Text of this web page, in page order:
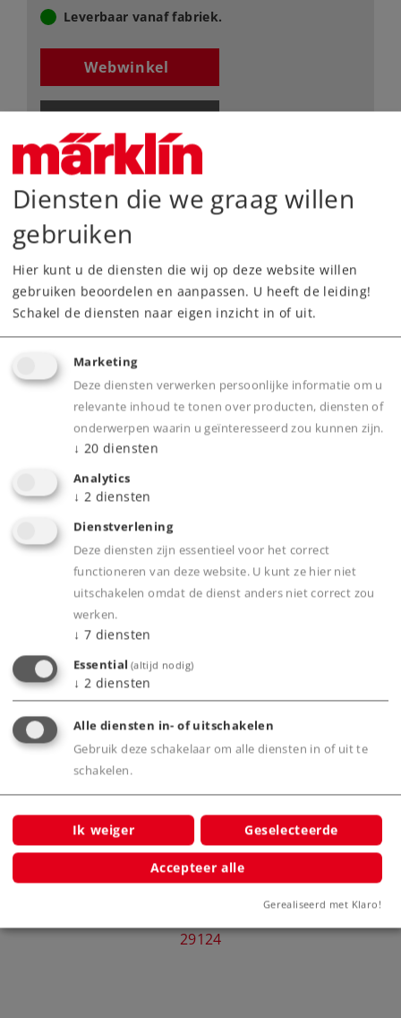
Leverbaar vanaf fabriek.
Webwinkel
Downloads
Highlights
Besneeuwde C-rails.
In geschenkverpakking.
Product
Productinfo
Bijbehorende producten
Märklin Start-Up - Startset
29124
Diensten die we graag willen
gebruiken
Hier kunt u de diensten die wij op deze website willen
gebruiken beoordelen en aanpassen. U heeft de leiding!
Schakel de diensten naar eigen inzicht in of uit.
Marketing
Deze diensten verwerken persoonlijke informatie om u
relevante inhoud te tonen over producten, diensten of
onderwerpen waarin u geïnteresseerd zou kunnen zijn.
↓ 20 diensten
Analytics
↓ 2 diensten
Dienstverlening
Deze diensten zijn essentieel voor het correct
functioneren van deze website. U kunt ze hier niet
uitschakelen omdat de dienst anders niet correct zou
werken.
↓ 7 diensten
Essential (altijd nodig)
↓ 2 diensten
Alle diensten in- of uitschakelen
Gebruik deze schakelaar om alle diensten in of uit te
schakelen.
Ik weiger Geselecteerde
Accepteer alle
Gerealiseerd met Klaro!